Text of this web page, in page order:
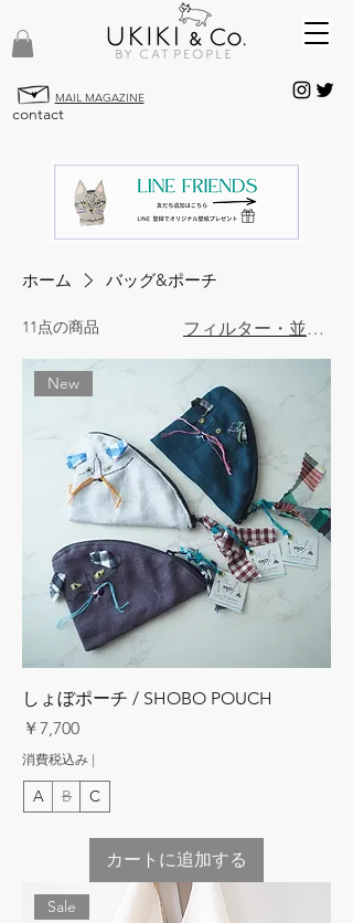
MAIL MAGAZINE
contact
ホーム バッグ&ポーチ
11点の商品 フィルター・並び替え
New
しょぼポーチ / SHOBO POUCH
価格
￥7,700
消費税込み |
A B C
カートに追加する
Sale